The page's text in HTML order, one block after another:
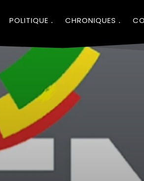
POLITIQUE CHRONIQUES